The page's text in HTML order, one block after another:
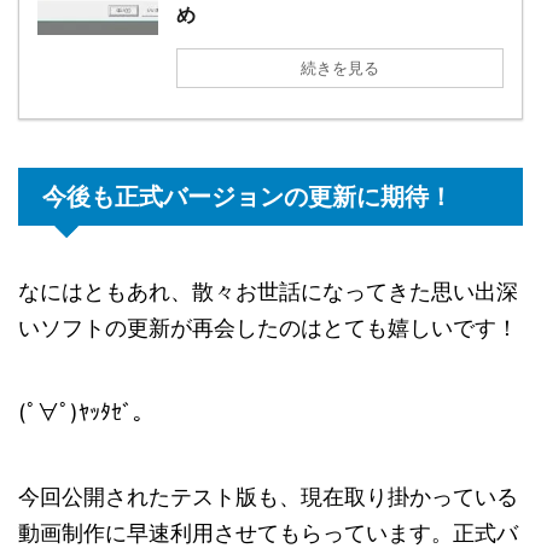
め
続きを見る
今後も正式バージョンの更新に期待！
なにはともあれ、散々お世話になってきた思い出深
いソフトの更新が再会したのはとても嬉しいです！
(ﾟ∀ﾟ)ﾔｯﾀｾﾞ。
今回公開されたテスト版も、現在取り掛かっている
動画制作に早速利用させてもらっています。正式バ